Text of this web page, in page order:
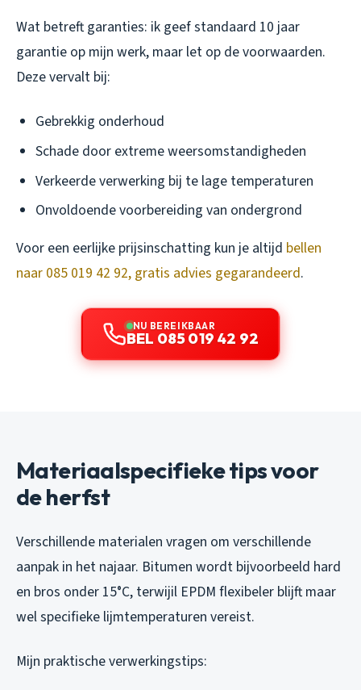
Wat betreft garanties: ik geef standaard 10 jaar
garantie op mijn werk, maar let op de voorwaarden.
Deze vervalt bij:
Gebrekkig onderhoud
Schade door extreme weersomstandigheden
Verkeerde verwerking bij te lage temperaturen
Onvoldoende voorbereiding van ondergrond
Voor een eerlijke prijsinschatting kun je altijd bellen
naar 085 019 42 92, gratis advies gegarandeerd.
NU BEREIKBAAR
BEL 085 019 42 92
Materiaalspecifieke tips voor
de herfst
Verschillende materialen vragen om verschillende
aanpak in het najaar. Bitumen wordt bijvoorbeeld hard
en bros onder 15°C, terwijil EPDM flexibeler blijft maar
wel specifieke lijmtemperaturen vereist.
Mijn praktische verwerkingstips: